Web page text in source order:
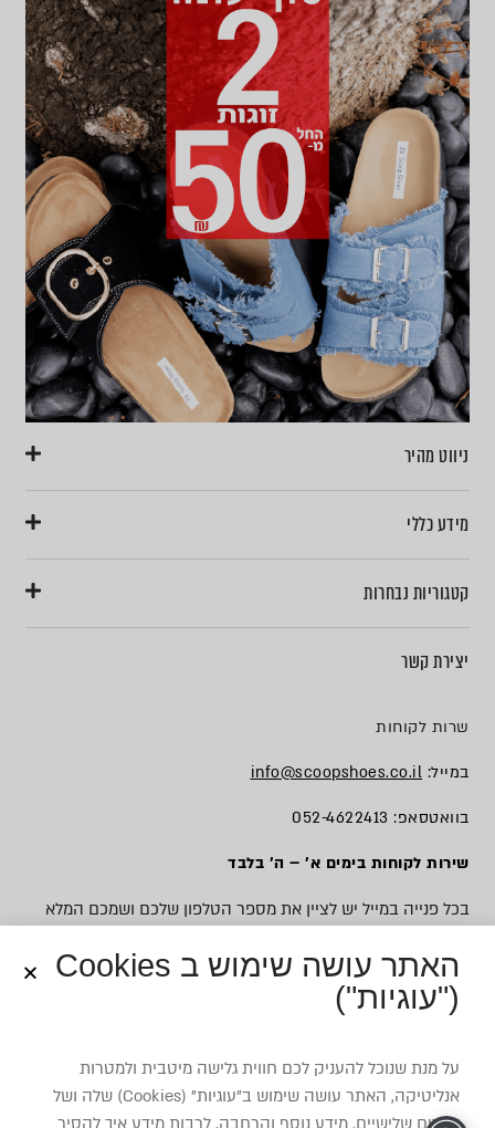
ניווט מהיר
מידע כללי
קטגוריות נבחרות
יצירת קשר
שרות לקוחות
במייל: info@scoopshoes.co.il
בוואטסאפ: 052-4622413
שירות לקוחות בימים א׳ – ה׳ בלבד
בכל פנייה במייל יש לציין את מספר הטלפון שלכם ושמכם המלא
האתר עושה שימוש ב Cookies
("עוגיות")
על מנת שנוכל להעניק לכם חווית גלישה מיטבית ולמטרות
אנליטיקה, האתר עושה שימוש ב”עוגיות” (Cookies) שלה ושל
צדדים שלישיים. מידע נוסף והרחבה, לרבות מידע איך להסיר